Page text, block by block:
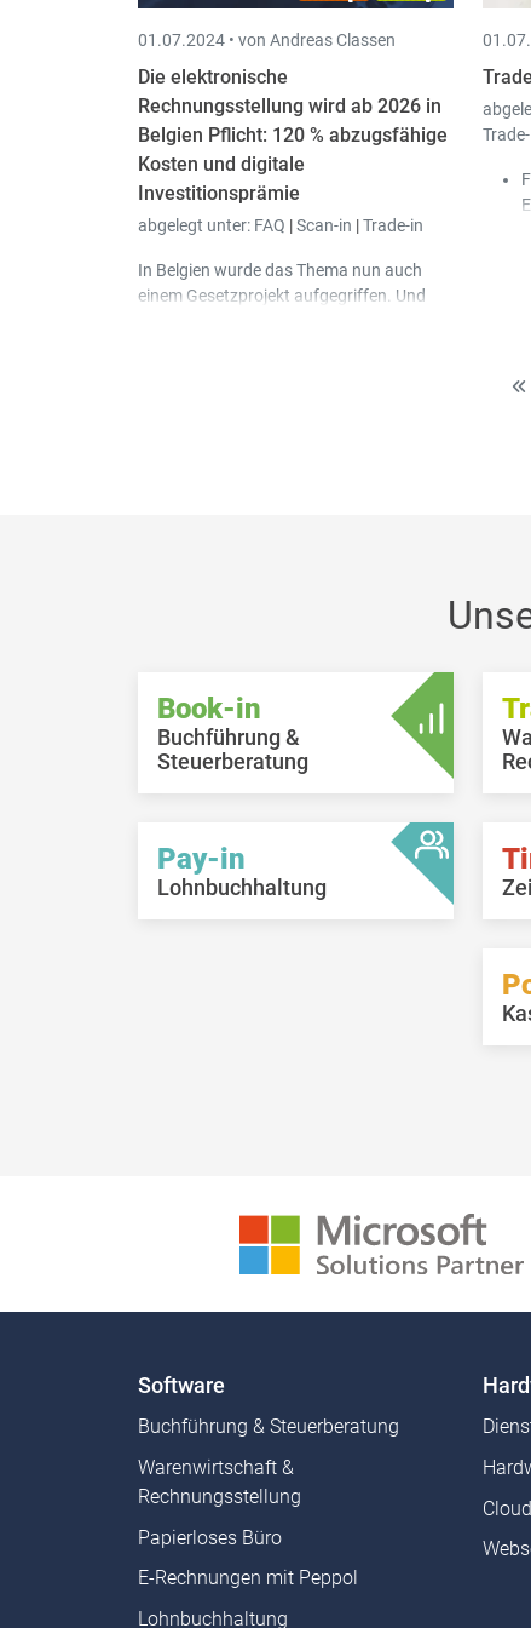
01.07.2024 • von Andreas Classen
Die elektronische
Rechnungsstellung wird ab 2026 in
Belgien Pflicht: 120 % abzugsfähige
Kosten und digitale
Investitionsprämie
abgelegt unter: FAQ |Scan-in |Trade-in
In Belgien wurde das Thema nun auch
einem Gesetzprojekt aufgegriffen. Und
Book-in
Buchführung &
Steuerberatung
Pay-in
Lohnbuchhaltung
Software
Buchführung & Steuerberatung
Warenwirtschaft &
Rechnungsstellung
Papierloses Büro
E-Rechnungen mit Peppol
Lohnbuchhaltung